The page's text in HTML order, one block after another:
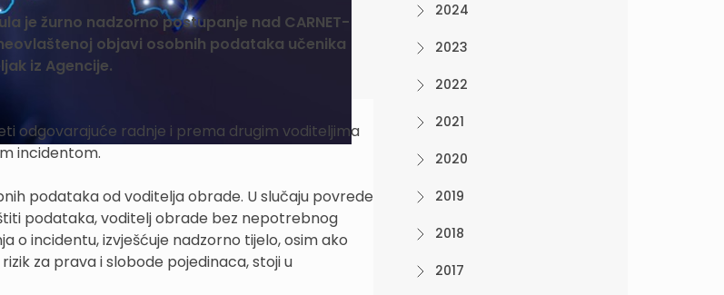
je žurno nadzorno postupanje nad CARNET-
objavi osobnih podataka učenika
iz Agencije.
odgovarajuće radnje i prema drugim voditeljima
incidentom.
podataka od voditelja obrade. U slučaju povrede
podataka, voditelj obrade bez nepotrebnog
o incidentu, izvješćuje nadzorno tijelo, osim ako
za prava i slobode pojedinaca, stoji u
2024
2023
2022
2021
2020
2019
2018
2017